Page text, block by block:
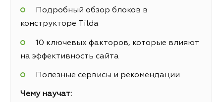
Подробный обзор блоков в
конструкторе Tilda
10 ключевых факторов, которые влияют
на эффективность сайта
Полезные сервисы и рекомендации
Чему научат: